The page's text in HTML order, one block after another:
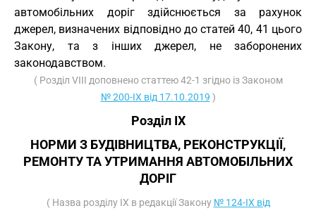
автомобільних доріг здійснюється за рахунок
джерел, визначених відповідно до статей 40, 41 цього
Закону, та з інших джерел, не заборонених
законодавством.
( Розділ VIII доповнено статтею 42-1 згідно із Законом
№ 200-IX від 17.10.2019 )
Розділ IX
НОРМИ З БУДІВНИЦТВА, РЕКОНСТРУКЦІЇ,
РЕМОНТУ ТА УТРИМАННЯ АВТОМОБІЛЬНИХ
ДОРІГ
( Назва розділу IX в редакції Закону № 124-IX від